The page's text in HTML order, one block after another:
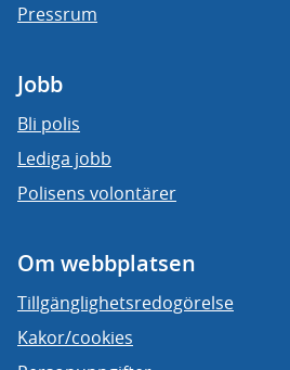
Pressrum
Jobb
Bli polis
Lediga jobb
Polisens volontärer
Om webbplatsen
Tillgänglighetsredogörelse
Kakor/cookies